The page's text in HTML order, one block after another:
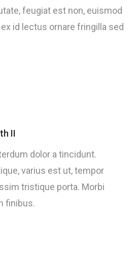
feugiat est non, euismod
id lectus ornare fringilla sed
II
dolor a tincidunt.
varius est ut, tempor
tristique porta. Morbi
finibus.